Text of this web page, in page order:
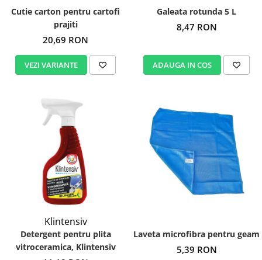
Cutie carton pentru cartofi
prajiti
20,69 RON
VEZI VARIANTE
Galeata rotunda 5 L
8,47 RON
ADAUGA IN COS
Klintensiv
Detergent pentru plita
vitroceramica, Klintensiv
Laveta microfibra pentru geam
5,39 RON